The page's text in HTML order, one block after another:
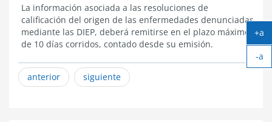
La información asociada a las resoluciones de
calificación del origen de las enfermedades denunciadas
mediante las DIEP, deberá remitirse en el plazo máximo
de 10 días corridos, contado desde su emisión.
anterior siguiente
+a
-a